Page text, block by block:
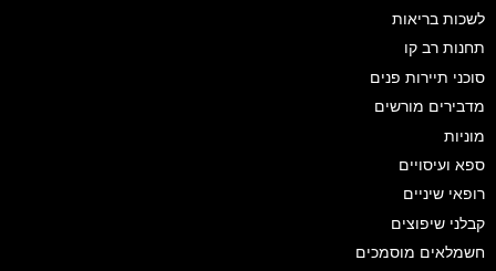
לשכות בריאות
תחנות רב קו
סוכני תיירות פנים
מדבירים מורשים
מוניות
ספא ועיסויים
רופאי שיניים
קבלני שיפוצים
חשמלאים מוסמכים